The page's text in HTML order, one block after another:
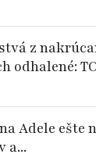
z
odhalené:
Adele ešte
a...